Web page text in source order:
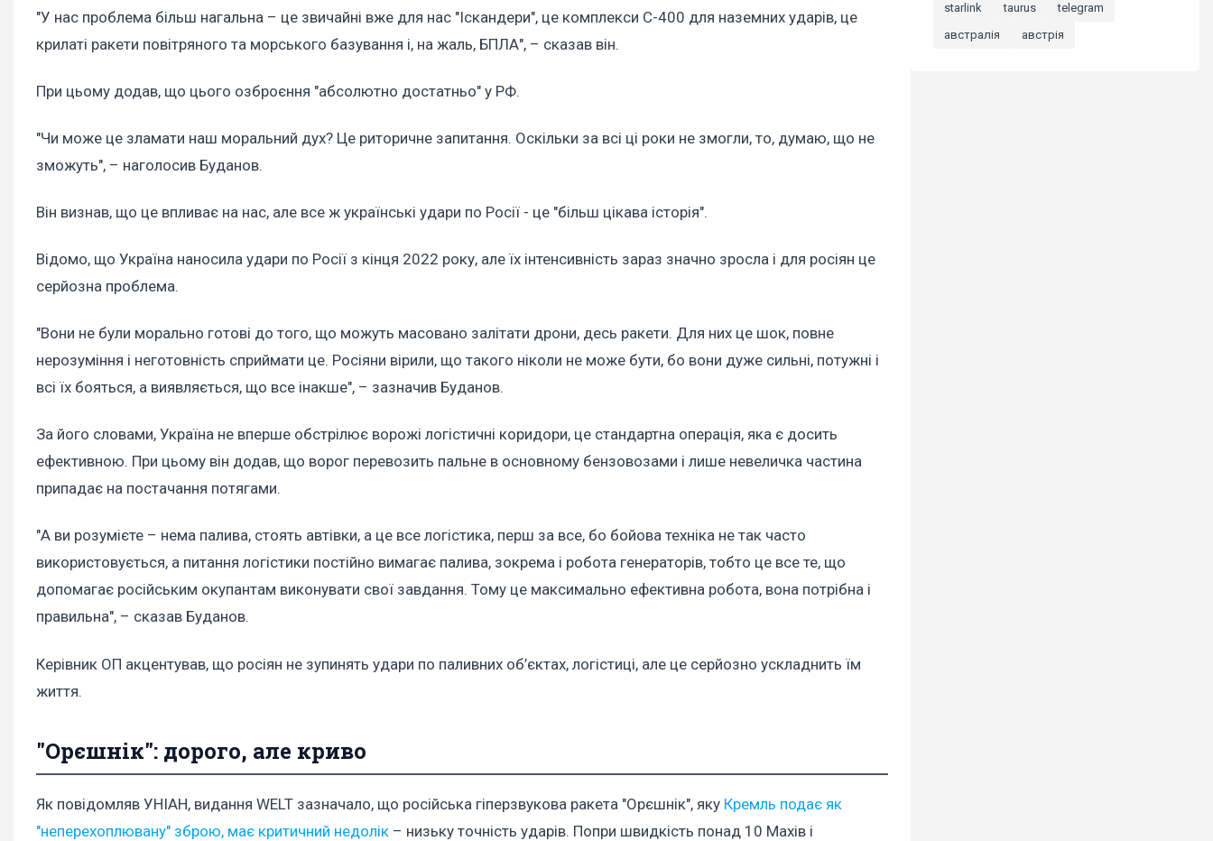
"У нас проблема більш нагальна – це звичайні вже для нас "Іскандери", це комплекси С-400 для наземних ударів, це
крилаті ракети повітряного та морського базування і, на жаль, БПЛА", – сказав він.
При цьому додав, що цього озброєння "абсолютно достатньо" у РФ.
"Чи може це зламати наш моральний дух? Це риторичне запитання. Оскільки за всі ці роки не змогли, то, думаю, що не
зможуть", – наголосив Буданов.
Він визнав, що це впливає на нас, але все ж українські удари по Росії - це "більш цікава історія".
Відомо, що Україна наносила удари по Росії з кінця 2022 року, але їх інтенсивність зараз значно зросла і для росіян це
серйозна проблема.
"Вони не були морально готові до того, що можуть масовано залітати дрони, десь ракети. Для них це шок, повне
нерозуміння і неготовність сприймати це. Росіяни вірили, що такого ніколи не може бути, бо вони дуже сильні, потужні і
всі їх бояться, а виявляється, що все інакше", – зазначив Буданов.
За його словами, Україна не вперше обстрілює ворожі логістичні коридори, це стандартна операція, яка є досить
ефективною. При цьому він додав, що ворог перевозить пальне в основному бензовозами і лише невеличка частина
припадає на постачання потягами.
"А ви розумієте – нема палива, стоять автівки, а це все логістика, перш за все, бо бойова техніка не так часто
використовується, а питання логістики постійно вимагає палива, зокрема і робота генераторів, тобто це все те, що
допомагає російським окупантам виконувати свої завдання. Тому це максимально ефективна робота, вона потрібна і
правильна", – сказав Буданов.
Керівник ОП акцентував, що росіян не зупинять удари по паливних об’єктах, логістиці, але це серйозно ускладнить їм
життя.
"Орєшнік": дорого, але криво
Як повідомляв УНІАН, видання WELT зазначало, що російська гіперзвукова ракета "Орєшнік", яку Кремль подає як
"неперехоплювану" зброю, має критичний недолік – низьку точність ударів. Попри швидкість понад 10 Махів і
starlink
taurus
telegram
австралія
австрія